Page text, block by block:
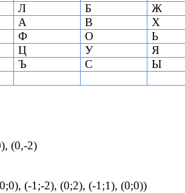
Л Б
Ж
А В
Х
Ф О
Ь
Ц У
Я
Ъ С Ы
(0,-2)
(-1;-2), (0;2), (-1;1), (0;0))